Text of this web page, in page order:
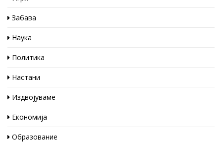
Забава
Наука
Политика
Настани
Издвојуваме
Економија
Образование